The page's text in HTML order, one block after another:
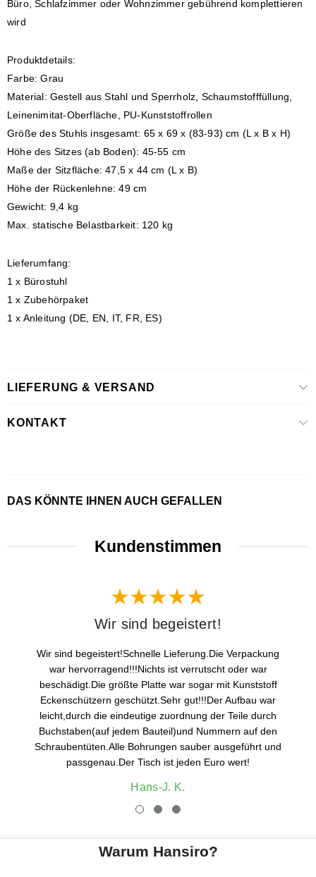
Büro, Schlafzimmer oder Wohnzimmer gebührend komplettieren
wird
Produktdetails:
Farbe: Grau
Material: Gestell aus Stahl und Sperrholz, Schaumstofffüllung,
Leinenimitat-Oberfläche, PU-Kunststoffrollen
Größe des Stuhls insgesamt: 65 x 69 x (83-93) cm (L x B x H)
Höhe des Sitzes (ab Boden): 45-55 cm
Maße der Sitzfläche: 47,5 x 44 cm (L x B)
Höhe der Rückenlehne: 49 cm
Gewicht: 9,4 kg
Max. statische Belastbarkeit: 120 kg
Lieferumfang:
1 x Bürostuhl
1 x Zubehörpaket
1 x Anleitung (DE, EN, IT, FR, ES)
LIEFERUNG & VERSAND
KONTAKT
DAS KÖNNTE IHNEN AUCH GEFALLEN
Kundenstimmen
Wir sind begeistert!
Wir sind begeistert!Schnelle Lieferung.Die Verpackung
war hervorragend!!!Nichts ist verrutscht oder war
beschädigt.Die größte Platte war sogar mit Kunststoff
Eckenschützern geschützt.Sehr gut!!!Der Aufbau war
leicht,durch die eindeutige zuordnung der Teile durch
Buchstaben(auf jedem Bauteil)und Nummern auf den
Schraubentüten.Alle Bohrungen sauber ausgeführt und
passgenau.Der Tisch ist jeden Euro wert!
Hans-J. K.
Warum Hansiro?